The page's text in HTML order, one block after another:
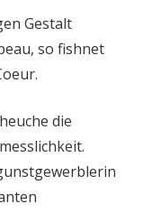
Gestalt
so fishnet
die